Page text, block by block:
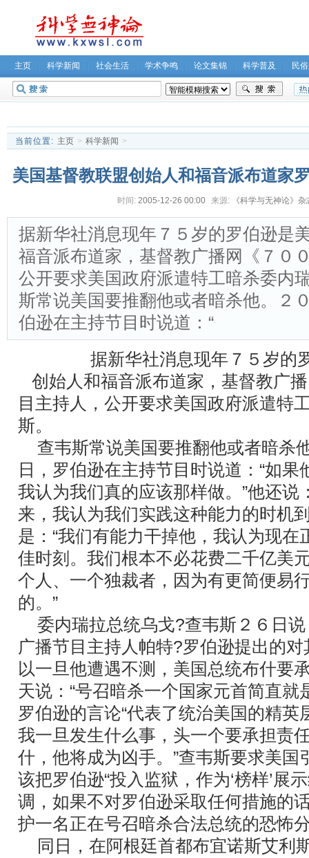
主页 科学新闻 社会生活 学术争鸣 论文集锦 科学普及 民
无神论坛
当前位置: 主页 > 科学新闻 >
美国基督教联盟创始人和福音派布道家
统
时间: 2005-12-26 00:00 来源: 《科学与无神论》
据新华社消息现年７５岁的罗伯逊是
福音派布道家，基督教广播网《７０
公开要求美国政府派遣特工暗杀委内
斯常说美国要推翻他或者暗杀他。２
伯逊在主持节目时说道：“
据新华社消息现年７５岁的
创始人和福音派布道家，基督教广
目主持人，公开要求美国政府派遣特
斯。
查韦斯常说美国要推翻他或者暗杀
日，罗伯逊在主持节目时说道：“如
我认为我们真的应该那样做。”他还说
来，我认为我们实践这种能力的时机
是：“我们有能力干掉他，我认为现在
佳时刻。我们根本不必花费二千亿美
个人、一个独裁者，因为有更简便易
的。”
委内瑞拉总统乌戈?查韦斯２６日
广播节目主持人帕特?罗伯逊提出的
以一旦他遭遇不测，美国总统布什要
天说：“号召暗杀一个国家元首简直就
罗伯逊的言论“代表了统治美国的精英
我一旦发生什么事，头一个要承担责
什，他将成为凶手。”查韦斯要求美国
该把罗伯逊“投入监狱，作为‘榜样’展
调，如果不对罗伯逊采取任何措施的
护一名正在号召暗杀合法总统的恐怖
同日，在阿根廷首都布宜诺斯艾利